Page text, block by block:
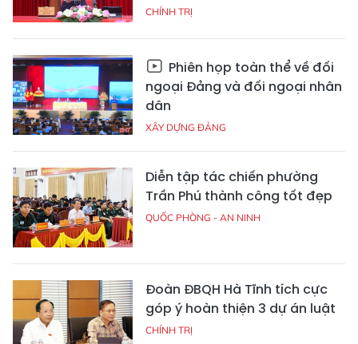
CHÍNH TRỊ
Phiên họp toàn thể về đối
ngoại Đảng và đối ngoại nhân
dân
XÂY DỰNG ĐẢNG
Diễn tập tác chiến phường
Trần Phú thành công tốt đẹp
QUỐC PHÒNG - AN NINH
Đoàn ĐBQH Hà Tĩnh tích cực
góp ý hoàn thiện 3 dự án luật
CHÍNH TRỊ